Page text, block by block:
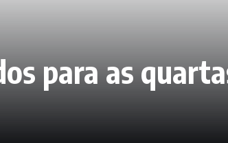
para as